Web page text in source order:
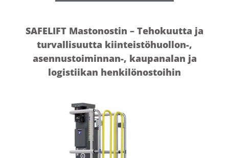
SAFELIFT Mastonostin – Tehokuutta ja
turvallisuutta kiinteistöhuollon-,
asennustoiminnan-, kaupanalan ja
logistiikan henkilönostoihin